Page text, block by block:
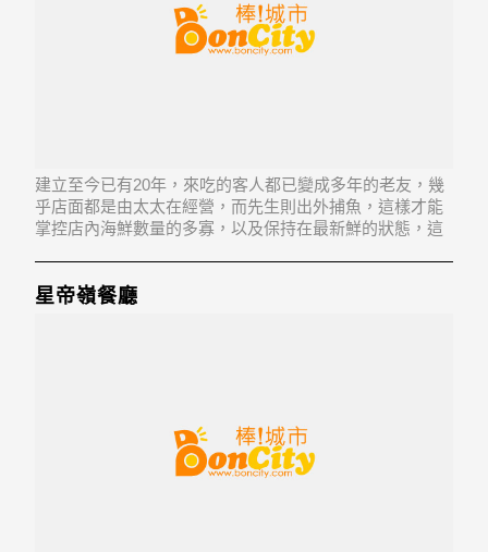
建立至今已有20年，來吃的客人都已變成多年的老友，幾
乎店面都是由太太在經營，而先生則出外捕魚，這樣才能
掌控店內海鮮數量的多寡，以及保持在最新鮮的狀態，這
星帝嶺餐廳